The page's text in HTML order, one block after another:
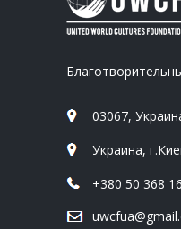
03067,
Украина,
+380 50 368